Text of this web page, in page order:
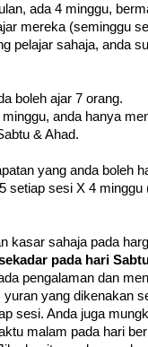
ada 4 minggu,
mereka (seminggu
pelajar sahaja, anda
boleh ajar 7 orang.
anda hanya
& Ahad.
yang anda boleh
setiap sesi X 4 minggu
kasar sahaja pada
pada hari
pengalaman dan
yang dikenakan
sesi. Anda juga
malam pada hari